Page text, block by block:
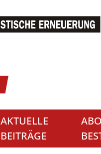
AKTUELLE
BEITRÄGE